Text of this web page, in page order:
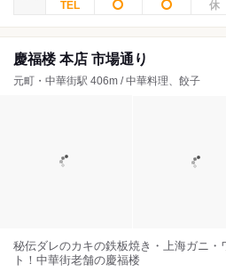
慶福楼 本店 市場通り
元町・中華街駅 406m / 中華料理、餃子
秘伝ダレのカキの鉄板焼き・上海ガニ・
ト！中華街老舗の慶福楼